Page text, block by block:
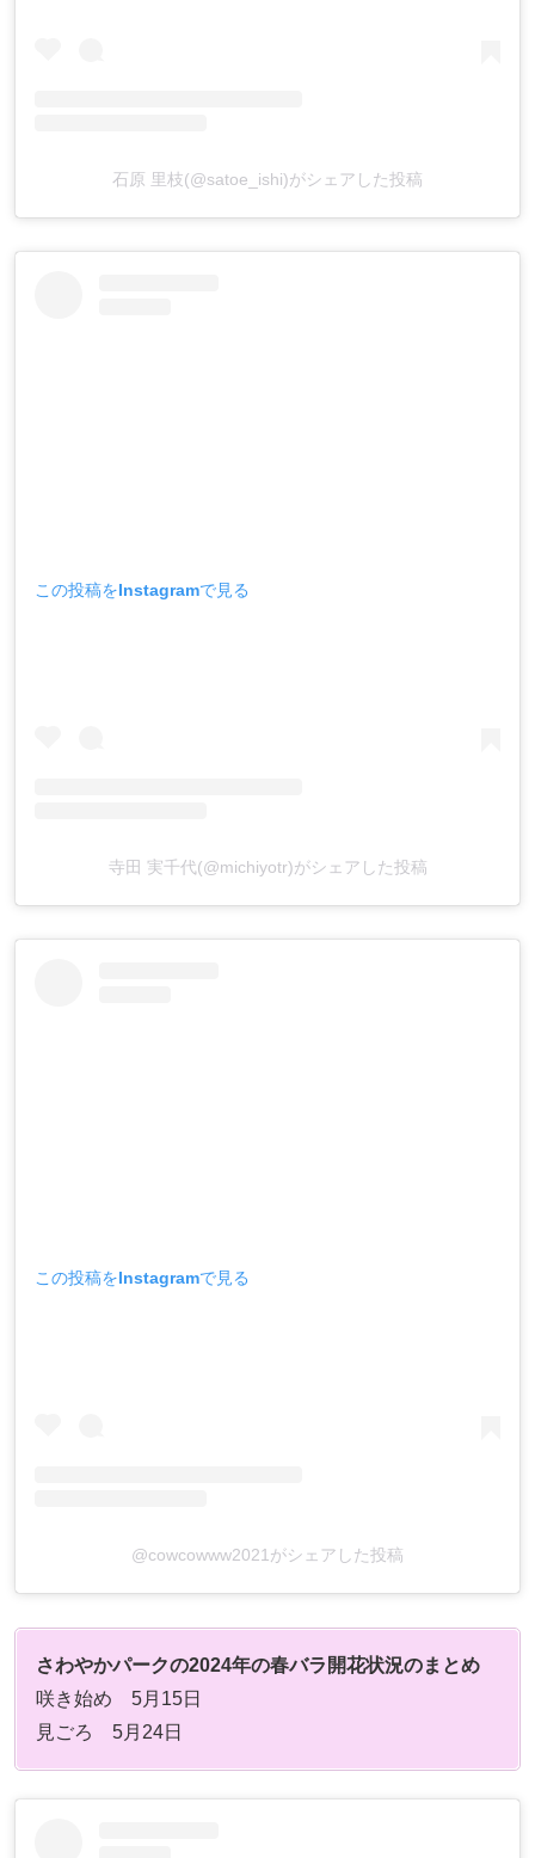
石原 里枝(@satoe_ishi)がシェアした投稿
この投稿をInstagramで見る
寺田 実千代(@michiyotr)がシェアした投稿
この投稿をInstagramで見る
@cowcowww2021がシェアした投稿
さわやかパークの2024年の春バラ開花状況のまとめ
咲き始め 5月15日
見ごろ 5月24日